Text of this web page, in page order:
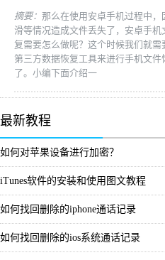
摘要： 那么在使用安卓手机过程中，
滑等情况造成文件丢失了，安卓手机
复需要怎么做呢？这个时候我们就需
第三方数据恢复工具来进行手机文件
了。小编下面介绍一
最新教程
如何对苹果设备进行加密？
iTunes软件的安装和使用图文教程
如何找回删除的iphone通话记录
如何找回删除的ios系统通话记录